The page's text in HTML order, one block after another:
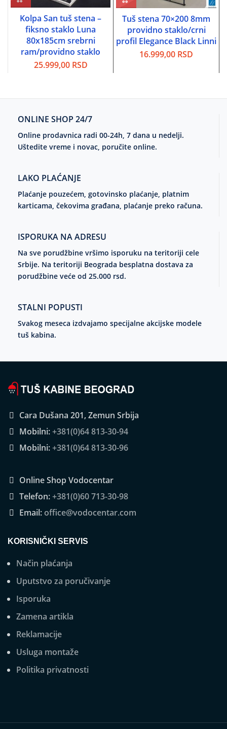
Kolpa San tuš stena –
fiksno staklo Luna
80x185cm srebrni
ram/providno staklo
25.999,00 RSD
Tuš stena 70×200 8mm
providno staklo/crni
profil Elegance Black Linni
16.999,00 RSD
ONLINE SHOP 24/7
Online prodavnica radi 00-24h, 7 dana u nedelji.
Uštedite vreme i novac, poručite online.
LAKO PLAĆANJE
Plaćanje pouzećem, gotovinsko plaćanje, platnim
karticama, čekovima građana, plaćanje preko računa.
ISPORUKA NA ADRESU
Na sve porudžbine vršimo isporuku na teritoriji cele
Srbije. Na teritoriji Beograda besplatna dostava za
porudžbine veće od 25.000 rsd.
STALNI POPUSTI
Svakog meseca izdvajamo specijalne akcijske modele
tuš kabina.
Cara Dušana 201, Zemun Srbija
Mobilni:+381(0)64 813-30-94
Mobilni:+381(0)64 813-30-96
Online Shop Vodocentar
Telefon:+381(0)60 713-30-98
Email:office@vodocentar.com
KORISNIČKI SERVIS
Način plaćanja
Uputstvo za poručivanje
Isporuka
Zamena artikla
Reklamacije
Usluga montaže
Politika privatnosti